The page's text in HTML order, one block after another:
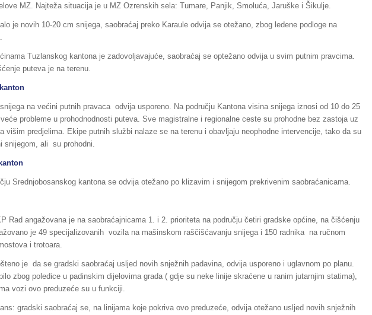
MZ. Najteža situacija je u MZ Ozrenskih sela: Tumare, Panjik, Smoluća, Jaruške i Šikulje.
je novih 10-20 cm snijega, saobraćaj preko Karaule odvija se otežano, zbog ledene podloge na
Tuzlanskog kantona je zadovoljavajuće, saobraćaj se optežano odvija u svim putnim pravcima.
puteva je na terenu.
na većini putnih pravaca odvija usporeno. Na području Kantona visina snijega iznosi od 10 do 25
probleme u prohodnodnosti puteva. Sve magistralne i regionalne ceste su prohodne bez zastoja uz
višim predjelima. Ekipe putnih službi nalaze se na terenu i obavljaju neophodne intervencije, tako da su
snijegom, ali su prohodni.
Srednjobosanskog kantona se odvija otežano po klizavim i snijegom prekrivenim saobraćanicama.
Rad angažovana je na saobraćajnicama 1. i 2. prioriteta na području četiri gradske općine, na čišćenju
je 49 specijalizovanih vozila na mašinskom raščišćavanju snijega i 150 radnika na ručnom
i trotoara.
je da se gradski saobraćaj usljed novih snježnih padavina, odvija usporeno i uglavnom po planu.
zbog poledice u padinskim dijelovima grada ( gdje su neke linije skraćene u ranim jutarnjim statima),
vozi ovo preduzeće su u funkciji.
gradski saobraćaj se, na linijama koje pokriva ovo preduzeće, odvija otežano usljed novih snježnih